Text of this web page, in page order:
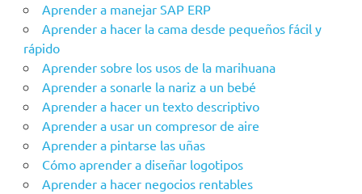
Aprender a manejar SAP ERP
Aprender a hacer la cama desde pequeños fácil y
rápido
Aprender sobre los usos de la marihuana
Aprender a sonarle la nariz a un bebé
Aprender a hacer un texto descriptivo
Aprender a usar un compresor de aire
Aprender a pintarse las uñas
Cómo aprender a diseñar logotipos
Aprender a hacer negocios rentables